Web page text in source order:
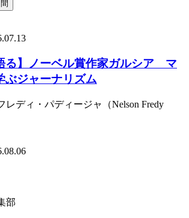
る】ノーベル賞作家ガルシア゠マ
ぶジャーナリズム
レディ・パディージャ（Nelson Fredy
部